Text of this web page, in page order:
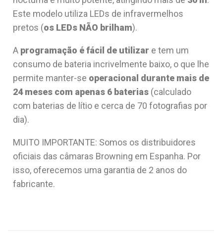
Este modelo utiliza LEDs de infravermelhos
pretos (os LEDs NÃO brilham).
A programação é fácil de utilizar e tem um
consumo de bateria incrivelmente baixo, o que lhe
permite manter-se operacional durante mais de
24 meses com apenas 6 baterias (calculado
com baterias de lítio e cerca de 70 fotografias por
dia).
MUITO IMPORTANTE: Somos os distribuidores
oficiais das câmaras Browning em Espanha. Por
isso, oferecemos uma garantia de 2 anos do
fabricante.